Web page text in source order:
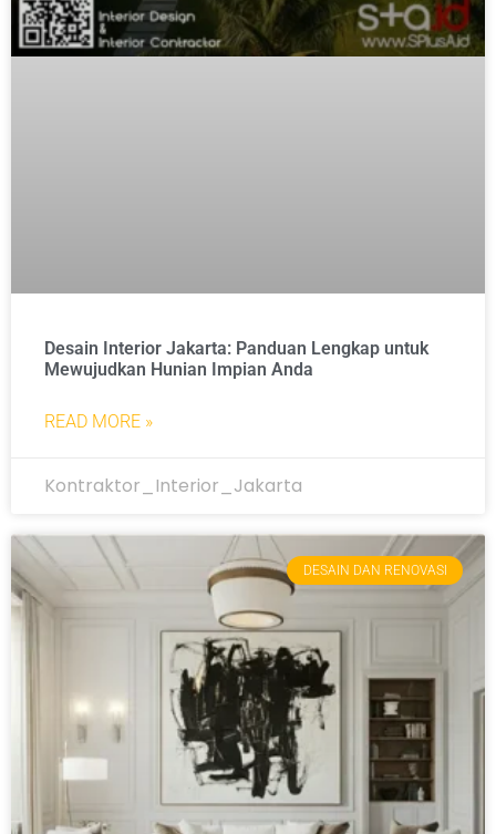
Desain Interior Jakarta: Panduan Lengkap untuk
Mewujudkan Hunian Impian Anda
READ MORE »
Kontraktor_Interior_Jakarta
DESAIN DAN RENOVASI